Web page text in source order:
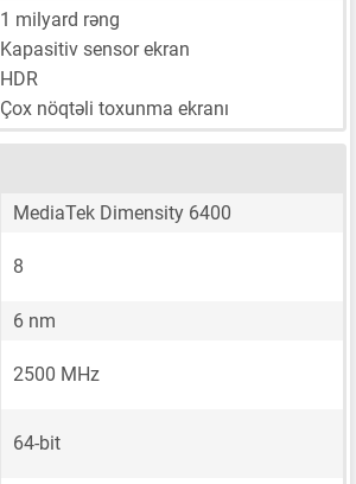
1 milyard rəng
Kapasitiv sensor ekran
HDR
Çox nöqtəli toxunma ekranı
MediaTek Dimensity 6400
8
6 nm
2500 MHz
64-bit